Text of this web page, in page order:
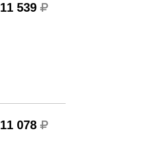
11 539
11 078